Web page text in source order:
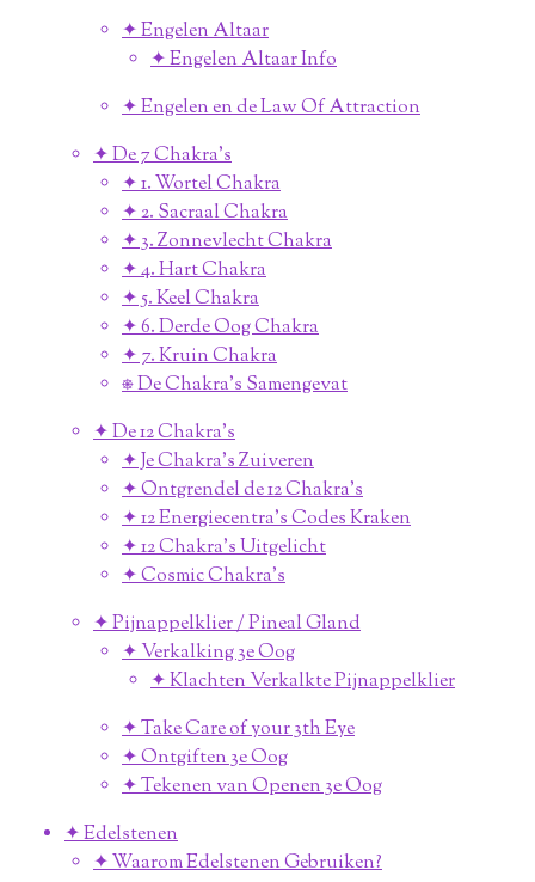
✦ Engelen Altaar
✦ Engelen Altaar Info
✦ Engelen en de Law Of Attraction
✦ De 7 Chakra's
✦ 1. Wortel Chakra
✦ 2. Sacraal Chakra
✦ 3. Zonnevlecht Chakra
✦ 4. Hart Chakra
✦ 5. Keel Chakra
✦ 6. Derde Oog Chakra
✦ 7. Kruin Chakra
⎈ De Chakra's Samengevat
✦ De 12 Chakra's
✦ Je Chakra's Zuiveren
✦ Ontgrendel de 12 Chakra's
✦ 12 Energiecentra's Codes Kraken
✦ 12 Chakra's Uitgelicht
✦ Cosmic Chakra's
✦ Pijnappelklier / Pineal Gland
✦ Verkalking 3e Oog
✦ Klachten Verkalkte Pijnappelklier
✦ Take Care of your 3th Eye
✦ Ontgiften 3e Oog
✦ Tekenen van Openen 3e Oog
✦ Edelstenen
✦ Waarom Edelstenen Gebruiken?